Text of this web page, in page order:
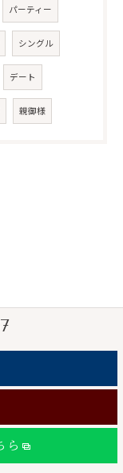
パーティー
シングル
デート
親御様
ら